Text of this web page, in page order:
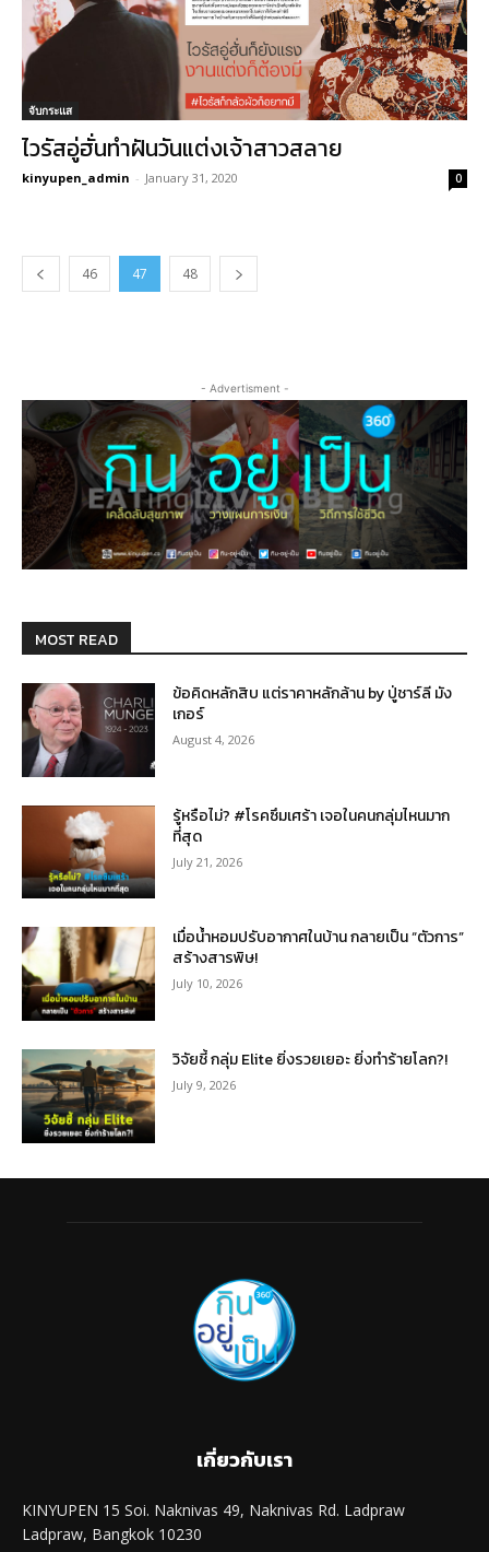
จับกระแส
ไวรัสอู่ฮั่นทำฝันวันแต่งเจ้าสาวสลาย
kinyupen_admin - January 31, 2020 0
46 47 48
- Advertisment -
MOST READ
ข้อคิดหลักสิบ แต่ราคาหลักล้าน by ปู่ชาร์ลี มัง
เกอร์
August 4, 2026
รู้หรือไม่? #โรคซึมเศร้า เจอในคนกลุ่มไหนมาก
ที่สุด
July 21, 2026
เมื่อน้ำหอมปรับอากาศในบ้าน กลายเป็น “ตัวการ”
สร้างสารพิษ!
July 10, 2026
วิจัยชี้ กลุ่ม Elite ยิ่งรวยเยอะ ยิ่งทำร้ายโลก?!
July 9, 2026
เกี่ยวกับเรา
KINYUPEN 15 Soi. Naknivas 49, Naknivas Rd. Ladpraw
Ladpraw, Bangkok 10230